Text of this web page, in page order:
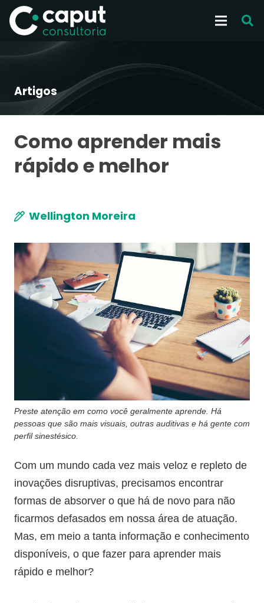
Artigos
Como aprender mais
rápido e melhor
Wellington Moreira
Preste atenção em como você geralmente aprende. Há
pessoas que são mais visuais, outras auditivas e há gente com
perfil sinestésico.
Com um mundo cada vez mais veloz e repleto de
inovações disruptivas, precisamos encontrar
formas de absorver o que há de novo para não
ficarmos defasados em nossa área de atuação.
Mas, em meio a tanta informação e conhecimento
disponíveis, o que fazer para aprender mais
rápido e melhor?